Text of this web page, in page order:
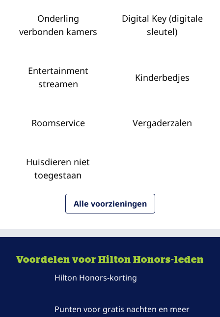
Onderling
verbonden kamers
Digital Key (digitale
sleutel)
Entertainment
streamen
Kinderbedjes
Roomservice Vergaderzalen
Huisdieren niet
toegestaan
Alle voorzieningen
Voordelen voor Hilton Honors-leden
Hilton Honors-korting
Punten voor gratis nachten en meer